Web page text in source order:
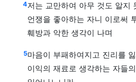
4저는 교만하여 아무 것도 알지
언쟁을 좋아하는 자니 이로써
훼방과 악한 생각이 나며
5마음이 부패하여지고 진리를
이익의 재료로 생각하는 자들